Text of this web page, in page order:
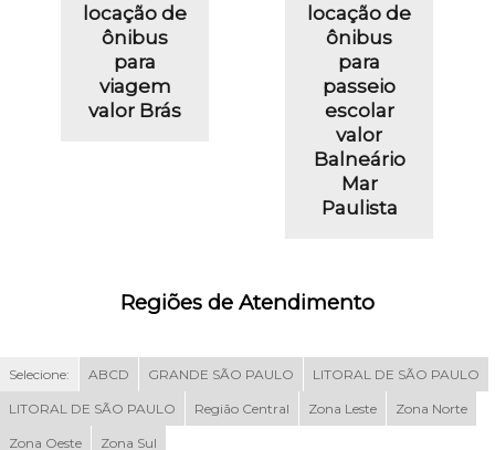
locação de
ônibus
para
viagem
valor Brás
locação de
ônibus
para
passeio
escolar
valor
Balneário
Mar
Paulista
Regiões de Atendimento
Selecione: ABCD GRANDE SÃO PAULO LITORAL DE SÃO PAULO
LITORAL DE SÃO PAULO Região Central Zona Leste Zona Norte
Zona Oeste Zona Sul